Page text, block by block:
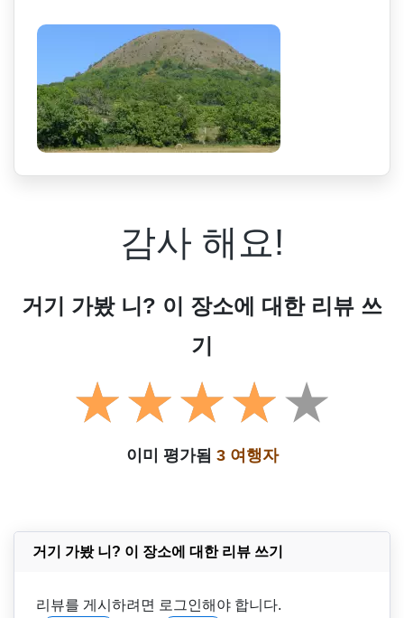
감사 해요!
거기 가봤 니? 이 장소에 대한 리뷰 쓰
기
이미 평가됨 3 여행자
거기 가봤 니? 이 장소에 대한 리뷰 쓰기
리뷰를 게시하려면 로그인해야 합니다.